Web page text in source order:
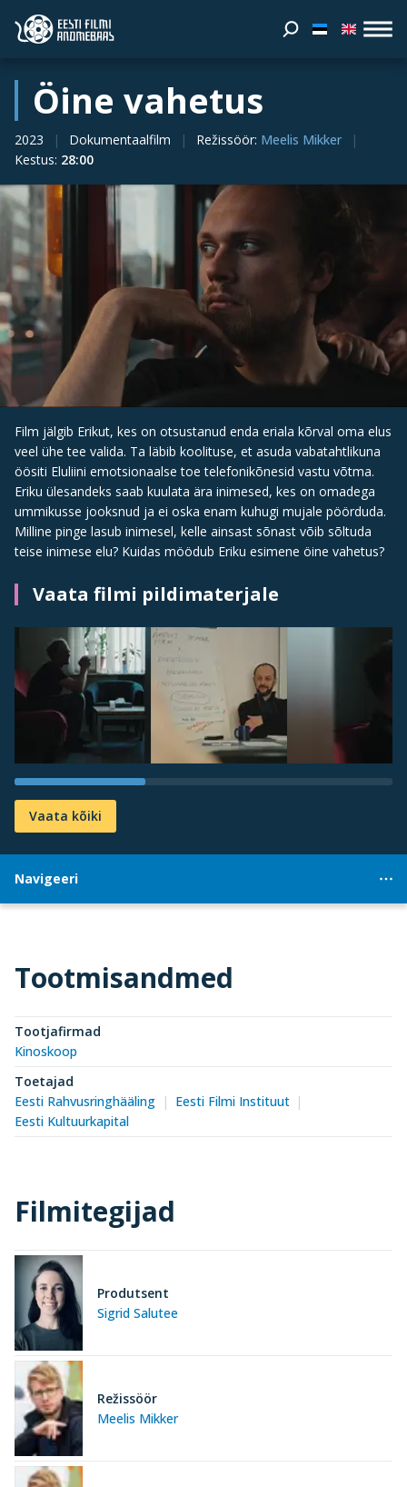
Öine vahetus
2023 Dokumentaalfilm Režissöör: Meelis Mikker
Kestus: 28:00
Film jälgib Erikut, kes on otsustanud enda eriala kõrval oma elus
veel ühe tee valida. Ta läbib koolituse, et asuda vabatahtlikuna
öösiti Eluliini emotsionaalse toe telefonikõnesid vastu võtma.
Eriku ülesandeks saab kuulata ära inimesed, kes on omadega
ummikusse jooksnud ja ei oska enam kuhugi mujale pöörduda.
Milline pinge lasub inimesel, kelle ainsast sõnast võib sõltuda
teise inimese elu? Kuidas möödub Eriku esimene öine vahetus?
Vaata filmi pildimaterjale
Vaata kõiki
Navigeeri
Tootmisandmed
Tootjafirmad
Kinoskoop
Toetajad
Eesti Rahvusringhääling
Eesti Filmi Instituut
Eesti Kultuurkapital
Filmitegijad
Sigrid Salutee
Produtsent
Meelis Mikker
Režissöör